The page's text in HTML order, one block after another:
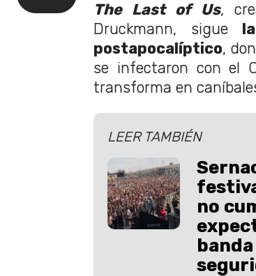
The Last of Us,
Druckmann, sigue
postapocalíptico,
se infectaron con el
transforma en
LEER TAMBIÉN
no